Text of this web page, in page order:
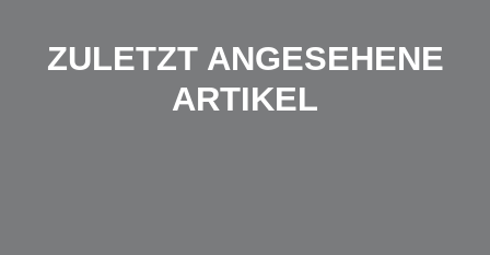
ZULETZT ANGESEHENE
ARTIKEL